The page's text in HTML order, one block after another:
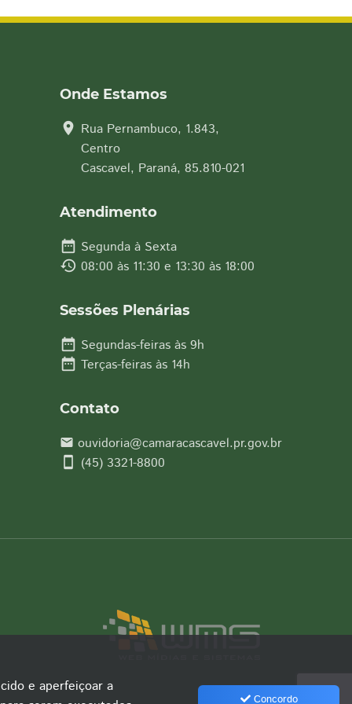
Onde Estamos
location_on Rua Pernambuco, 1.843,
Centro
Cascavel, Paraná, 85.810-021
Atendimento
date_range Segunda à Sexta
history 08:00 às 11:30 e 13:30 às 18:00
Sessões Plenárias
date_range Segundas-feiras às 9h
date_range Terças-feiras às 14h
Contato
email ouvidoria@camaracascavel.pr.gov.br
smartphone (45) 3321-8800
e aperfeiçoar a
Concordo